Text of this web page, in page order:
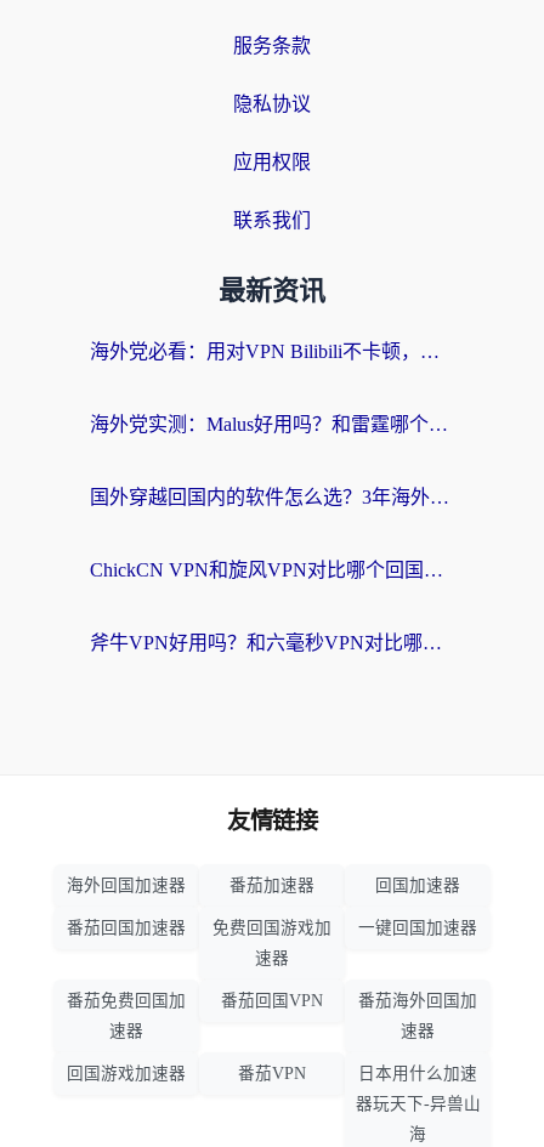
服务条款
隐私协议
应用权限
联系我们
最新资讯
海外党必看：用对VPN Bilibili不卡顿，英国玩国内游戏也丝滑——2026回国加速器选择指南
海外党实测：Malus好用吗？和雷霆哪个好？+ 3款热门加速器深度对比
国外穿越回国内的软件怎么选？3年海外党亲测实用指南，告别地域限制
ChickCN VPN和旋风VPN对比哪个回国效果更好？海外党实测回国内网神器指南
斧牛VPN好用吗？和六毫秒VPN对比哪个回国效果更好？海外党亲测实用指南
友情链接
海外回国加速器 番茄加速器 回国加速器
番茄回国加速器
免费回国游戏加
速器
一键回国加速器
番茄免费回国加
速器
番茄回国VPN
番茄海外回国加
速器
回国游戏加速器 番茄VPN
日本用什么加速
器玩天下-异兽山
海